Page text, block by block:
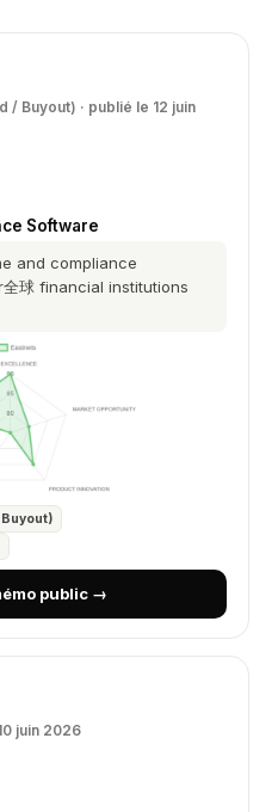
/ Buyout) · publié le 12 juin
Software
and compliance
球 financial institutions
public →
juin 2026